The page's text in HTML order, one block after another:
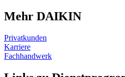
Mehr DAIKIN
Privatkunden
Karriere
Fachhandwerk